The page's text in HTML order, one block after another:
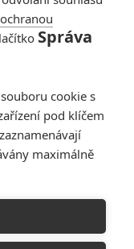
školy vykopnou, což
poprvé. Zazobanému
který žije s neurotickou
nezbývá než se
ale časem zjišťuje,
co poznal dřív - i oni
se vypořádat, i oni
zahrát si na
na pánských
rodičů, školy či
ředitele (Robert
text
ochranou
Správa
cookie s
pod klíčem
maximálně